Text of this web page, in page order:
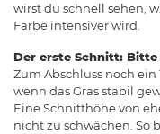
wirst du schnell sehen,
Farbe intensiver wird.
Der erste Schnitt:
Zum Abschluss noch ein
wenn das Gras stabil
Eine Schnitthöhe von
nicht zu schwächen. So